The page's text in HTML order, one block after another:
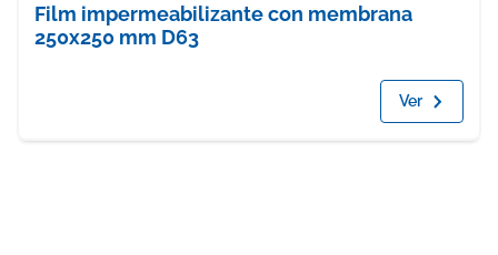
Film impermeabilizante con membrana
250x250 mm D63
Ver